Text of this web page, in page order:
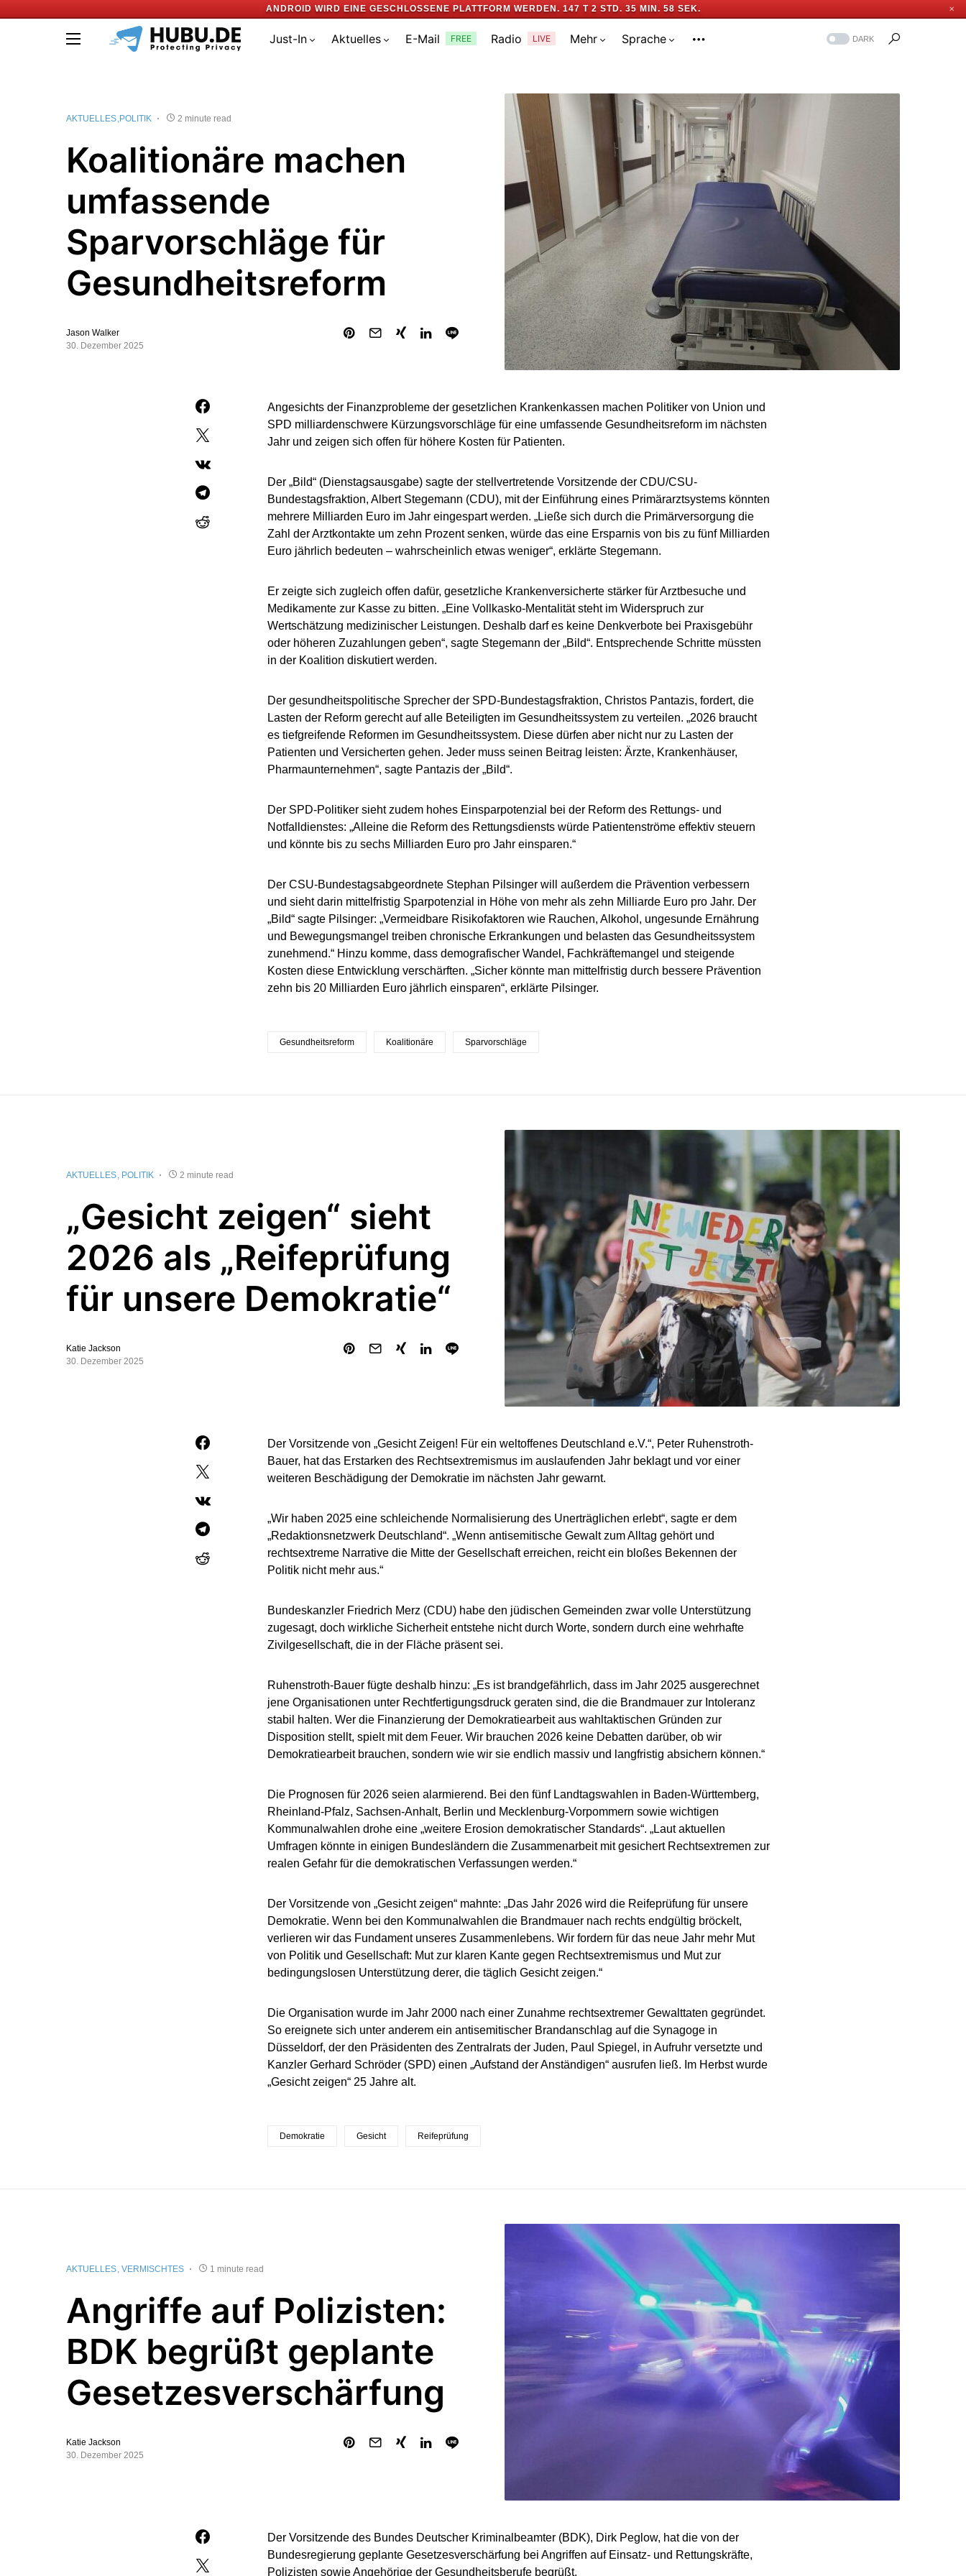
ANDROID WIRD EINE GESCHLOSSENE PLATTFORM WERDEN. 147 T 2 STD. 35 MIN. 57 SEK. ✕
Just-In Aktuelles E-Mail FREE Radio LIVE Mehr Sprache DARK
AKTUELLES POLITIK 2 minute read
Koalitionäre machen
umfassende
Sparvorschläge für
Gesundheitsreform
Jason Walker
30. Dezember 2025
Angesichts der Finanzprobleme der gesetzlichen Krankenkassen machen Politiker von Union und
SPD milliardenschwere Kürzungsvorschläge für eine umfassende Gesundheitsreform im nächsten
Jahr und zeigen sich offen für höhere Kosten für Patienten.
Der „Bild“ (Dienstagsausgabe) sagte der stellvertretende Vorsitzende der CDU/CSU-
Bundestagsfraktion, Albert Stegemann (CDU), mit der Einführung eines Primärarztsystems könnten
mehrere Milliarden Euro im Jahr eingespart werden. „Ließe sich durch die Primärversorgung die
Zahl der Arztkontakte um zehn Prozent senken, würde das eine Ersparnis von bis zu fünf Milliarden
Euro jährlich bedeuten – wahrscheinlich etwas weniger“, erklärte Stegemann.
Er zeigte sich zugleich offen dafür, gesetzliche Krankenversicherte stärker für Arztbesuche und
Medikamente zur Kasse zu bitten. „Eine Vollkasko-Mentalität steht im Widerspruch zur
Wertschätzung medizinischer Leistungen. Deshalb darf es keine Denkverbote bei Praxisgebühr
oder höheren Zuzahlungen geben“, sagte Stegemann der „Bild“. Entsprechende Schritte müssten
in der Koalition diskutiert werden.
Der gesundheitspolitische Sprecher der SPD-Bundestagsfraktion, Christos Pantazis, fordert, die
Lasten der Reform gerecht auf alle Beteiligten im Gesundheitssystem zu verteilen. „2026 braucht
es tiefgreifende Reformen im Gesundheitssystem. Diese dürfen aber nicht nur zu Lasten der
Patienten und Versicherten gehen. Jeder muss seinen Beitrag leisten: Ärzte, Krankenhäuser,
Pharmaunternehmen“, sagte Pantazis der „Bild“.
Der SPD-Politiker sieht zudem hohes Einsparpotenzial bei der Reform des Rettungs- und
Notfalldienstes: „Alleine die Reform des Rettungsdiensts würde Patientenströme effektiv steuern
und könnte bis zu sechs Milliarden Euro pro Jahr einsparen.“
Der CSU-Bundestagsabgeordnete Stephan Pilsinger will außerdem die Prävention verbessern
und sieht darin mittelfristig Sparpotenzial in Höhe von mehr als zehn Milliarde Euro pro Jahr. Der
„Bild“ sagte Pilsinger: „Vermeidbare Risikofaktoren wie Rauchen, Alkohol, ungesunde Ernährung
und Bewegungsmangel treiben chronische Erkrankungen und belasten das Gesundheitssystem
zunehmend.“ Hinzu komme, dass demografischer Wandel, Fachkräftemangel und steigende
Kosten diese Entwicklung verschärften. „Sicher könnte man mittelfristig durch bessere Prävention
zehn bis 20 Milliarden Euro jährlich einsparen“, erklärte Pilsinger.
Gesundheitsreform Koalitionäre Sparvorschläge
AKTUELLES POLITIK 2 minute read
„Gesicht zeigen“ sieht
2026 als „Reifeprüfung
für unsere Demokratie“
Katie Jackson
30. Dezember 2025
Der Vorsitzende von „Gesicht Zeigen! Für ein weltoffenes Deutschland e.V.“, Peter Ruhenstroth-
Bauer, hat das Erstarken des Rechtsextremismus im auslaufenden Jahr beklagt und vor einer
weiteren Beschädigung der Demokratie im nächsten Jahr gewarnt.
„Wir haben 2025 eine schleichende Normalisierung des Unerträglichen erlebt“, sagte er dem
„Redaktionsnetzwerk Deutschland“. „Wenn antisemitische Gewalt zum Alltag gehört und
rechtsextreme Narrative die Mitte der Gesellschaft erreichen, reicht ein bloßes Bekennen der
Politik nicht mehr aus.“
Bundeskanzler Friedrich Merz (CDU) habe den jüdischen Gemeinden zwar volle Unterstützung
zugesagt, doch wirkliche Sicherheit entstehe nicht durch Worte, sondern durch eine wehrhafte
Zivilgesellschaft, die in der Fläche präsent sei.
Ruhenstroth-Bauer fügte deshalb hinzu: „Es ist brandgefährlich, dass im Jahr 2025 ausgerechnet
jene Organisationen unter Rechtfertigungsdruck geraten sind, die die Brandmauer zur Intoleranz
stabil halten. Wer die Finanzierung der Demokratiearbeit aus wahltaktischen Gründen zur
Disposition stellt, spielt mit dem Feuer. Wir brauchen 2026 keine Debatten darüber, ob wir
Demokratiearbeit brauchen, sondern wie wir sie endlich massiv und langfristig absichern können.“
Die Prognosen für 2026 seien alarmierend. Bei den fünf Landtagswahlen in Baden-Württemberg,
Rheinland-Pfalz, Sachsen-Anhalt, Berlin und Mecklenburg-Vorpommern sowie wichtigen
Kommunalwahlen drohe eine „weitere Erosion demokratischer Standards“. „Laut aktuellen
Umfragen könnte in einigen Bundesländern die Zusammenarbeit mit gesichert Rechtsextremen zur
realen Gefahr für die demokratischen Verfassungen werden.“
Der Vorsitzende von „Gesicht zeigen“ mahnte: „Das Jahr 2026 wird die Reifeprüfung für unsere
Demokratie. Wenn bei den Kommunalwahlen die Brandmauer nach rechts endgültig bröckelt,
verlieren wir das Fundament unseres Zusammenlebens. Wir fordern für das neue Jahr mehr Mut
von Politik und Gesellschaft: Mut zur klaren Kante gegen Rechtsextremismus und Mut zur
bedingungslosen Unterstützung derer, die täglich Gesicht zeigen.“
Die Organisation wurde im Jahr 2000 nach einer Zunahme rechtsextremer Gewalttaten gegründet.
So ereignete sich unter anderem ein antisemitischer Brandanschlag auf die Synagoge in
Düsseldorf, der den Präsidenten des Zentralrats der Juden, Paul Spiegel, in Aufruhr versetzte und
Kanzler Gerhard Schröder (SPD) einen „Aufstand der Anständigen“ ausrufen ließ. Im Herbst wurde
„Gesicht zeigen“ 25 Jahre alt.
Demokratie Gesicht Reifeprüfung
AKTUELLES VERMISCHTES 1 minute read
Angriffe auf Polizisten:
BDK begrüßt geplante
Gesetzesverschärfung
Katie Jackson
30. Dezember 2025
Der Vorsitzende des Bundes Deutscher Kriminalbeamter (BDK), Dirk Peglow, hat die von der
Bundesregierung geplante Gesetzesverschärfung bei Angriffen auf Einsatz- und Rettungskräfte,
Polizisten sowie Angehörige der Gesundheitsberufe begrüßt.